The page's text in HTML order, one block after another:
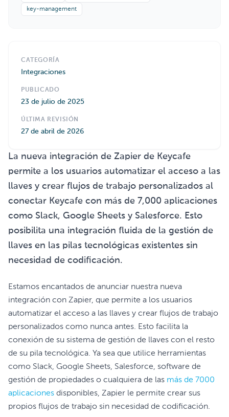
key-management
CATEGORÍA
Integraciones
PUBLICADO
23 de julio de 2025
ÚLTIMA REVISIÓN
27 de abril de 2026
La nueva integración de Zapier de Keycafe
permite a los usuarios automatizar el acceso a las
llaves y crear flujos de trabajo personalizados al
conectar Keycafe con más de 7,000 aplicaciones
como Slack, Google Sheets y Salesforce. Esto
posibilita una integración fluida de la gestión de
llaves en las pilas tecnológicas existentes sin
necesidad de codificación.
Estamos encantados de anunciar nuestra nueva
integración con Zapier, que permite a los usuarios
automatizar el acceso a las llaves y crear flujos de trabajo
personalizados como nunca antes. Esto facilita la
conexión de su sistema de gestión de llaves con el resto
de su pila tecnológica. Ya sea que utilice herramientas
como Slack, Google Sheets, Salesforce, software de
gestión de propiedades o cualquiera de las más de 7000
aplicaciones disponibles, Zapier le permite crear sus
propios flujos de trabajo sin necesidad de codificación.